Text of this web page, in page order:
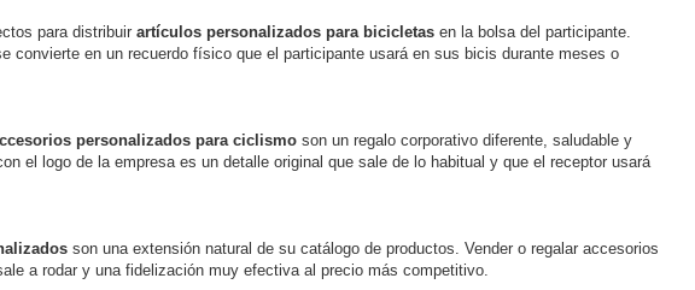
para distribuir artículos personalizados para bicicletasen la bolsa del participante.
convierte en un recuerdo físico que el participante usará en sus bicis durante meses o
personalizados para ciclismoson un regalo corporativo diferente, saludable y
el logo de la empresa es un detalle original que sale de lo habitual y que el receptor usará
son una extensión natural de su catálogo de productos. Vender o regalar accesorios
a rodar y una fidelización muy efectiva al precio más competitivo.